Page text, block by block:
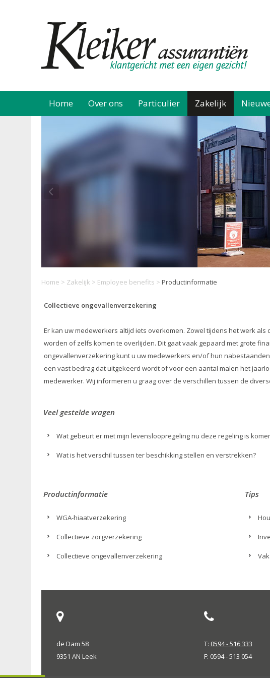
Home > Zakelijk > Employee benefits > Productinformatie
Collectieve ongevallenverzekering
Er kan uw medewerkers altijd iets overkomen. Zowel tijdens het werk
worden of zelfs komen te overlijden. Dit gaat vaak gepaard met grote
ongevallenverzekering kunt u uw medewerkers en/of hun
een vast bedrag dat uitgekeerd wordt of voor een aantal malen het
medewerker. Wij informeren u graag over de verschillen tussen de
Veel gestelde vragen
Wat gebeurt er met mijn levensloopregeling nu deze regeling is
Wat is het verschil tussen ter beschikking stellen en verstrekken?
Productinformatie
WGA-hiaatverzekering
Collectieve zorgverzekering
Collectieve ongevallenverzekering
Tips
de Dam 58
9351 AN Leek
T: 0594 - 516 333
F: 0594 - 513 054
Home Over ons Particulier Zakelijk